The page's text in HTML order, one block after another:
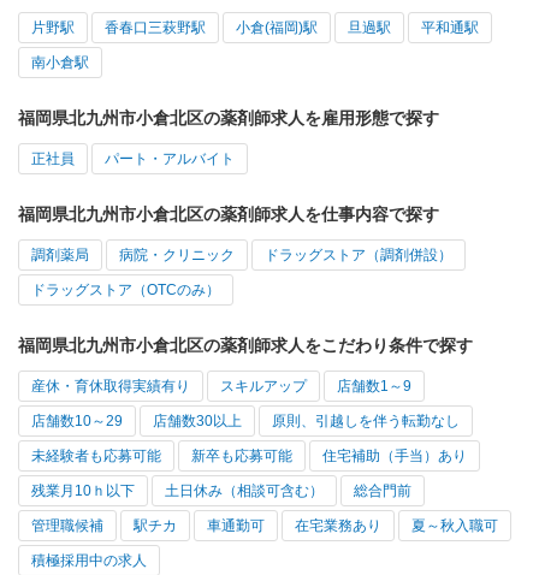
片野駅 香春口三萩野駅 小倉(福岡)駅 旦過駅 平和通駅
南小倉駅
福岡県北九州市小倉北区の薬剤師求人を雇用形態で探す
正社員 パート・アルバイト
福岡県北九州市小倉北区の薬剤師求人を仕事内容で探す
調剤薬局 病院・クリニック ドラッグストア（調剤併設）
ドラッグストア（OTCのみ）
福岡県北九州市小倉北区の薬剤師求人をこだわり条件で探す
産休・育休取得実績有り スキルアップ 店舗数1～9
店舗数10～29 店舗数30以上 原則、引越しを伴う転勤なし
未経験者も応募可能 新卒も応募可能 住宅補助（手当）あり
残業月10ｈ以下 土日休み（相談可含む） 総合門前
管理職候補 駅チカ 車通勤可 在宅業務あり 夏～秋入職可
積極採用中の求人